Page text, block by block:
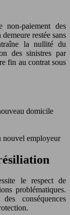
non-paiement des
restée sans
la nullité du
des sinistres par
fin au contrat sous
domicile
nouvel employeur
le respect de
problématiques.
conséquences